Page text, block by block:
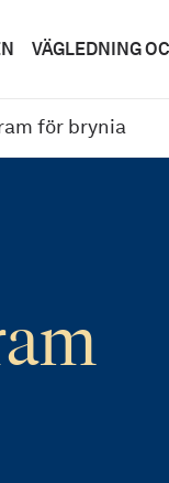
VÄGLEDNING
för brynia